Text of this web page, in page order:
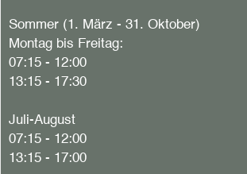
Sommer (1. März - 31. Oktober)
Montag bis Freitag:
07:15 - 12:00
13:15 - 17:30
Juli-August
07:15 - 12:00
13:15 - 17:00